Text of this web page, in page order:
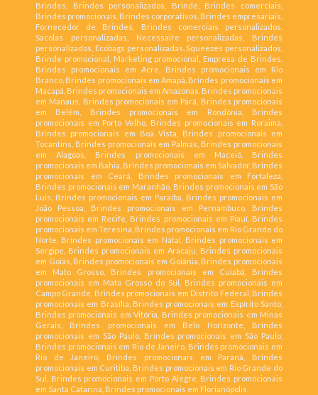
Brindes, Brindes personalizados, Brinde, Brindes comerciais,
Brindes promocionais, Brindes corporativos, Brindes empresariais,
Fornecedor de Brindes, Brindes comerciais personalizados,
Sacolas personalizadas, Necessaire personalizadas, Brindes
personalizados, Ecobags personalizadas, Squeezes personalizados,
Brinde promocional, Marketing promocional, Empresa de Brindes,
Brindes promocionais em Acre, Brindes promocionais em Rio
Branco, Brindes promocionais em Amapá, Brindes promocionais em
Macapá, Brindes promocionais em Amazonas, Brindes promocionais
em Manaus, Brindes promocionais em Pará, Brindes promocionais
em Belém, Brindes promocionais em Rondônia, Brindes
promocionais em Porto Velho, Brindes promocionais em Roraima,
Brindes promocionais em Boa Vista, Brindes promocionais em
Tocantins, Brindes promocionais em Palmas, Brindes promocionais
em Alagoas, Brindes promocionais em Maceió, Brindes
promocionais em Bahia, Brindes promocionais em Salvador, Brindes
promocionais em Ceará, Brindes promocionais em Fortaleza,
Brindes promocionais em Maranhão, Brindes promocionais em São
Luís, Brindes promocionais em Paraíba, Brindes promocionais em
João Pessoa, Brindes promocionais em Pernambuco, Brindes
promocionais em Recife, Brindes promocionais em Piauí, Brindes
promocionais em Teresina, Brindes promocionais em Rio Grande do
Norte, Brindes promocionais em Natal, Brindes promocionais em
Sergipe, Brindes promocionais em Aracaju, Brindes promocionais
em Goiás, Brindes promocionais em Goiânia, Brindes promocionais
em Mato Grosso, Brindes promocionais em Cuiabá, Brindes
promocionais em Mato Grosso do Sul, Brindes promocionais em
Campo Grande, Brindes promocionais em Distrito Federal, Brindes
promocionais em Brasília, Brindes promocionais em Espírito Santo,
Brindes promocionais em Vitória, Brindes promocionais em Minas
Gerais, Brindes promocionais em Belo Horizonte, Brindes
promocionais em São Paulo, Brindes promocionais em São Paulo,
Brindes promocionais em Rio de Janeiro, Brindes promocionais em
Rio de Janeiro, Brindes promocionais em Paraná, Brindes
promocionais em Curitiba, Brindes promocionais em Rio Grande do
Sul, Brindes promocionais em Porto Alegre, Brindes promocionais
em Santa Catarina, Brindes promocionais em Florianópolis